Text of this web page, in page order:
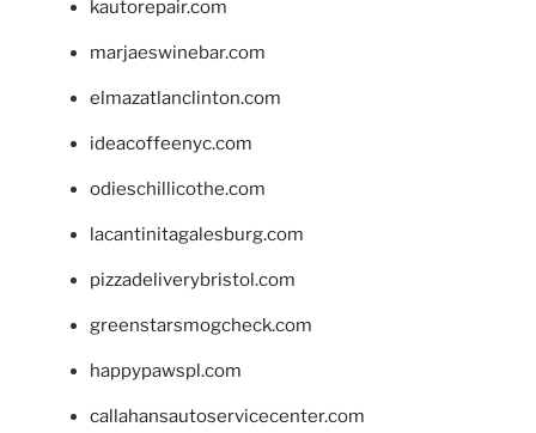
kautorepair.com
marjaeswinebar.com
elmazatlanclinton.com
ideacoffeenyc.com
odieschillicothe.com
lacantinitagalesburg.com
pizzadeliverybristol.com
greenstarsmogcheck.com
happypawspl.com
callahansautoservicecenter.com